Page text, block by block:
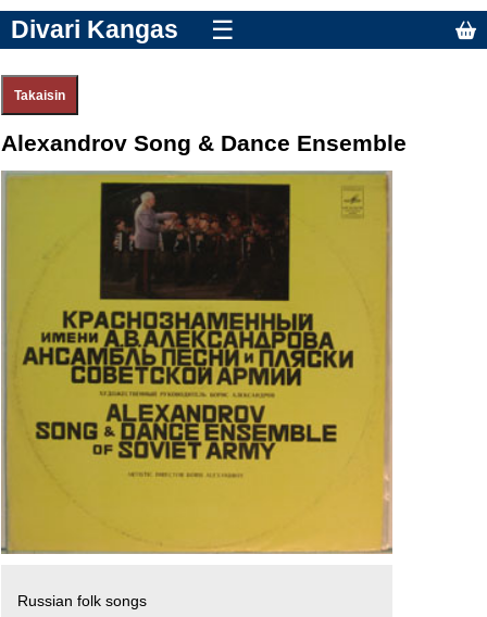
Divari Kangas ☰
Alexandrov Song & Dance Ensemble
Russian folk songs